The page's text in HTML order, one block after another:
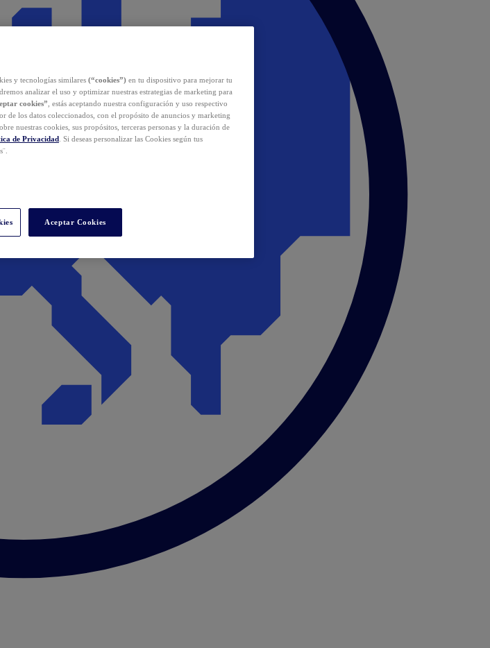
y tecnologías similares (“cookies”) en tu dispositivo para mejorar tu
analizar el uso y optimizar nuestras estrategias de marketing para
cookies” , estás aceptando nuestra configuración y uso respectivo
de los datos coleccionados, con el propósito de anuncios y marketing
nuestras cookies, sus propósitos, terceras personas y la duración de
de Privacidad . Si deseas personalizar las Cookies según tus
Aceptar Cookies